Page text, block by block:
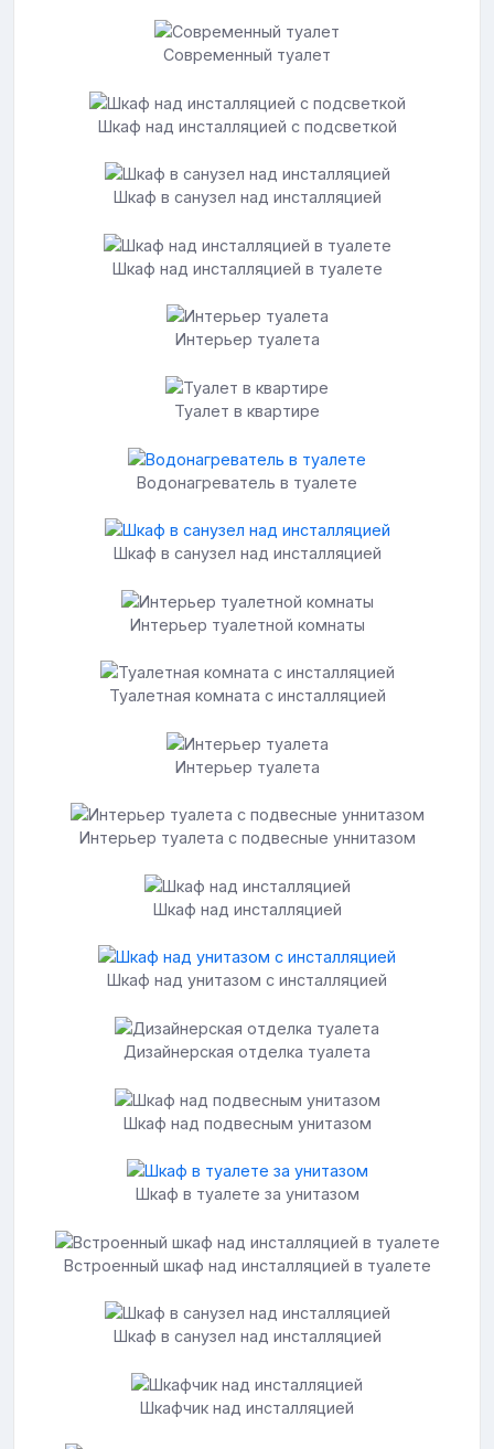
Современный туалет
Шкаф над инсталляцией с подсветкой
Шкаф в санузел над инсталляцией
Шкаф над инсталляцией в туалете
Интерьер туалета
Туалет в квартире
Водонагреватель в туалете
Шкаф в санузел над инсталляцией
Интерьер туалетной комнаты
Туалетная комната с инсталляцией
Интерьер туалета
Интерьер туалета с подвесные уннитазом
Шкаф над инсталляцией
Шкаф над унитазом с инсталляцией
Дизайнерская отделка туалета
Шкаф над подвесным унитазом
Шкаф в туалете за унитазом
Встроенный шкаф над инсталляцией в туалете
Шкаф в санузел над инсталляцией
Шкафчик над инсталляцией